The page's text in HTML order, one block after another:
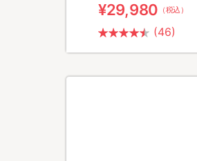
¥29,980 （税込）
(46)